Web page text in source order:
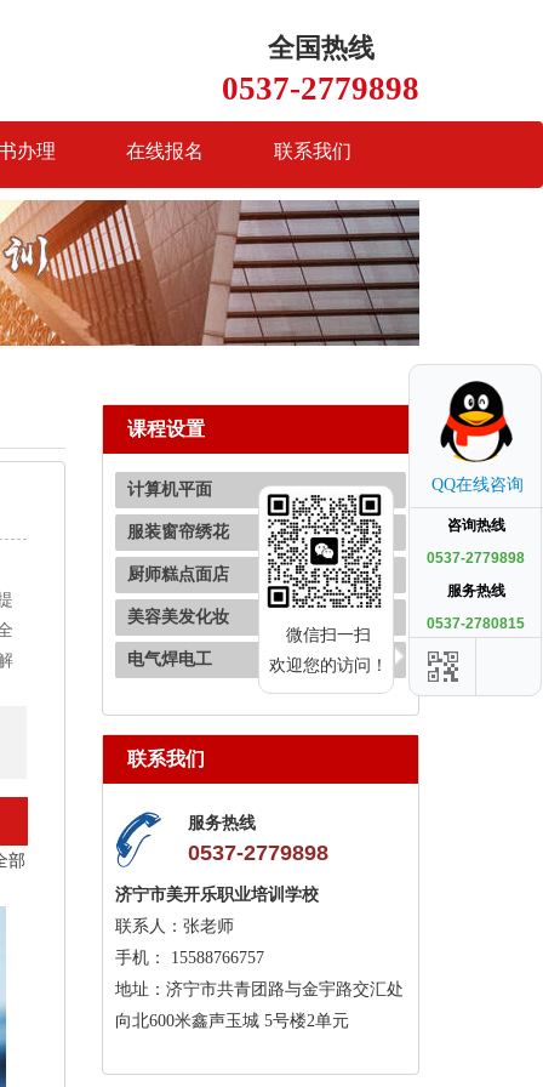
全国热线
0537-2779898
办理 在线报名 联系我们
部
课程设置
计算机平面
服装窗帘绣花
厨师糕点面店
美容美发化妆
电气焊电工
联系我们
服务热线
0537-2779898
济宁市美开乐职业培训学校
联系人：张老师
手机： 15588766757
地址：济宁市共青团路与金宇路交汇处
向北600米鑫声玉城 5号楼2单元
QQ在线咨询
咨询热线
0537-2779898
服务热线
0537-2780815
微信扫一扫
欢迎您的访问！